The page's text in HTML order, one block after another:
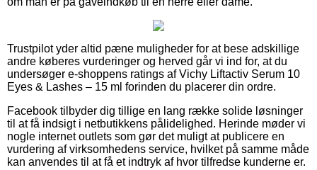
Trustpilot yder altid pæne muligheder for at bese adskillige
andre køberes vurderinger og herved går vi ind for, at du
undersøger e-shoppens ratings af Vichy Liftactiv Serum 10
Eyes & Lashes – 15 ml forinden du placerer din ordre.
Facebook tilbyder dig tillige en lang række solide løsninger
til at få indsigt i netbutikkens pålidelighed. Herinde møder vi
nogle internet outlets som gør det muligt at publicere en
vurdering af virksomhedens service, hvilket på samme måde
kan anvendes til at få et indtryk af hvor tilfredse kunderne er.